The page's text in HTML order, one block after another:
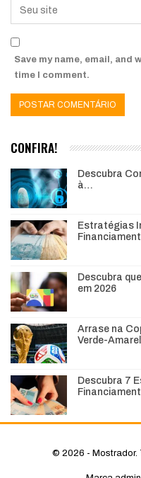
Save my name, email,
time I comment.
CONFIRA!
Descubra
à…
Estratégias
Descubra
em 2026
Arrase na
Verde-
Descubra 7
© 2026 - Mostrador.